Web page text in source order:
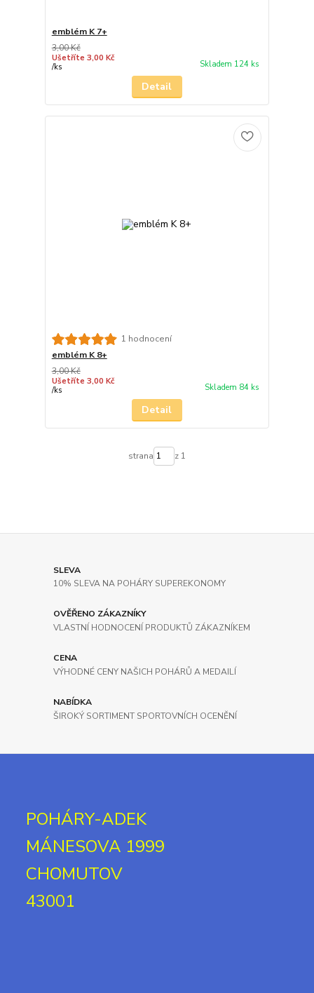
emblém K 7+
3,00 Kč
Ušetříte 3,00 Kč
/ks Skladem 124 ks
Detail
1 hodnocení
emblém K 8+
3,00 Kč
Ušetříte 3,00 Kč
/ks Skladem 84 ks
Detail
strana z 1
SLEVA
10% SLEVA NA POHÁRY SUPEREKONOMY
OVĚŘENO ZÁKAZNÍKY
VLASTNÍ HODNOCENÍ PRODUKTŮ ZÁKAZNÍKEM
CENA
VÝHODNÉ CENY NAŠICH POHÁRŮ A MEDAILÍ
NABÍDKA
ŠIROKÝ SORTIMENT SPORTOVNÍCH OCENĚNÍ
POHÁRY-ADEK
MÁNESOVA 1999
CHOMUTOV
43001